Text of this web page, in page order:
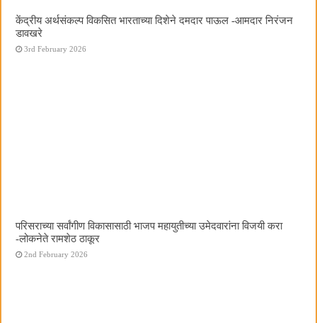
केंद्रीय अर्थसंकल्प विकसित भारताच्या दिशेने दमदार पाऊल -आमदार निरंजन
डावखरे
3rd February 2026
परिसराच्या सर्वांगीण विकासासाठी भाजप महायुतीच्या उमेदवारांना विजयी करा
-लोकनेते रामशेठ ठाकूर
2nd February 2026